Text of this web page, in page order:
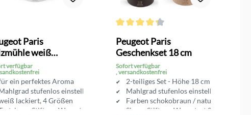
Paris
weiß
verfügbar
ein perfektes Aroma
stufenlos einstellbar
lackiert, 4 Größen
Stiftung Warentest 01/16
Peugeot Paris
Geschenkset 18 cm
Sofort verfügbar
, versandkostenfrei
2-teiliges Set - Höhe 18 cm
Mahlgrad stufenlos einstellbar
Farben schokobraun / natur
Sieger Stiftung Warentest 01/16